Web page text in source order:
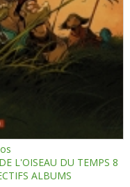
L'OISEAU DU TEMPS 8
ALBUMS